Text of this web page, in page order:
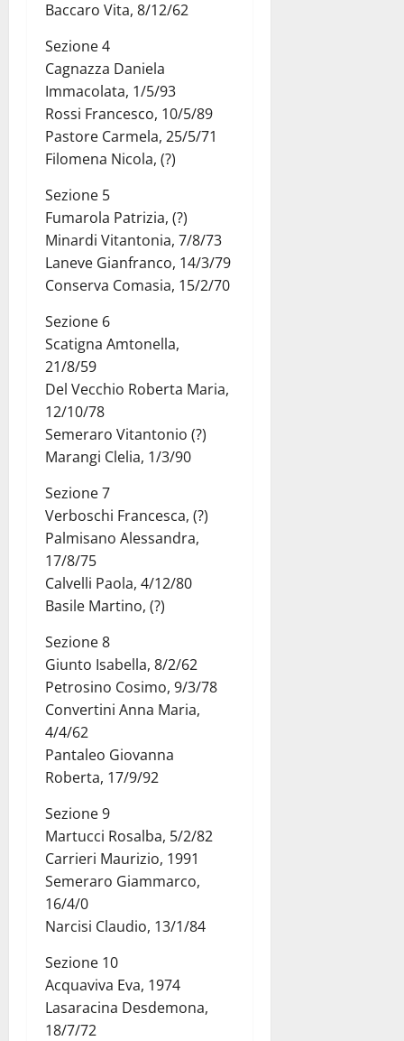
Baccaro Vita, 8/12/62
Sezione 4
Cagnazza Daniela
Immacolata, 1/5/93
Rossi Francesco, 10/5/89
Pastore Carmela, 25/5/71
Filomena Nicola, (?)
Sezione 5
Fumarola Patrizia, (?)
Minardi Vitantonia, 7/8/73
Laneve Gianfranco, 14/3/79
Conserva Comasia, 15/2/70
Sezione 6
Scatigna Amtonella,
21/8/59
Del Vecchio Roberta Maria,
12/10/78
Semeraro Vitantonio (?)
Marangi Clelia, 1/3/90
Sezione 7
Verboschi Francesca, (?)
Palmisano Alessandra,
17/8/75
Calvelli Paola, 4/12/80
Basile Martino, (?)
Sezione 8
Giunto Isabella, 8/2/62
Petrosino Cosimo, 9/3/78
Convertini Anna Maria,
4/4/62
Pantaleo Giovanna
Roberta, 17/9/92
Sezione 9
Martucci Rosalba, 5/2/82
Carrieri Maurizio, 1991
Semeraro Giammarco,
16/4/0
Narcisi Claudio, 13/1/84
Sezione 10
Acquaviva Eva, 1974
Lasaracina Desdemona,
18/7/72